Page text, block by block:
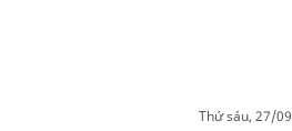
thứ sáu, 27/